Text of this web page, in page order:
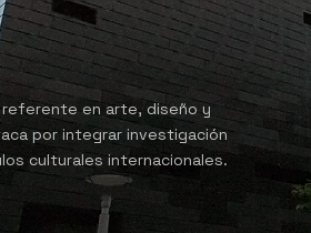
referente en arte, diseño y
por integrar investigación
culturales internacionales.